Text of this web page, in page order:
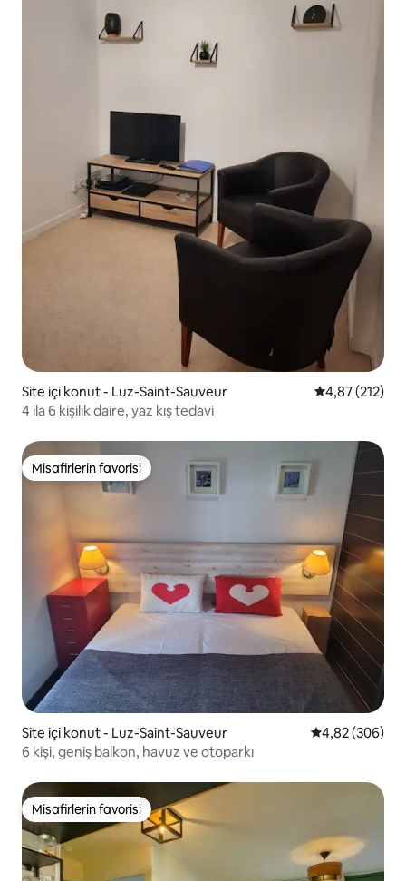
Site içi konut - Luz-Saint-Sauveur 5 üzerinden
4,87 (212)
4 ila 6 kişilik daire, yaz kış tedavi
Misafirlerin favorisi
Misafirlerin favorisi
Site içi konut - Luz-Saint-Sauveur 5 üzerinden
4,82 (306)
6 kişi, geniş balkon, havuz ve otoparkı
Misafirlerin favorisi
Misafirlerin favorisi